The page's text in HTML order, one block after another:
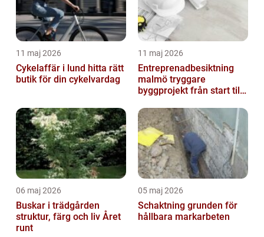
11 maj 2026
Cykelaffär i lund hitta rätt
butik för din cykelvardag
11 maj 2026
Entreprenadbesiktning
malmö tryggare
byggprojekt från start till
06 maj 2026
Buskar i trädgården
struktur, färg och liv Året
runt
05 maj 2026
Schaktning grunden för
hållbara markarbeten